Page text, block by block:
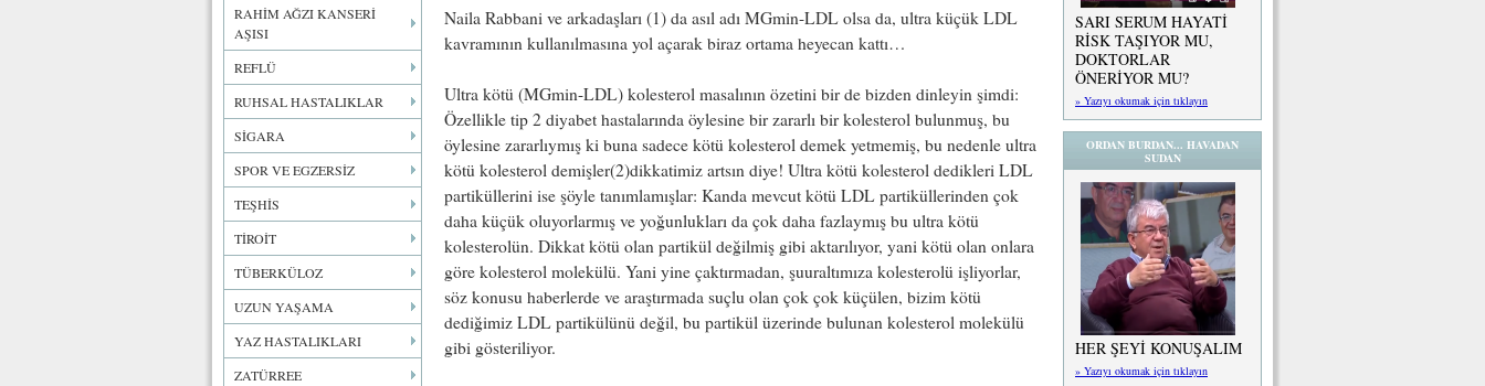
RAHİM AĞZI KANSERİ
AŞISI
REFLÜ
RUHSAL HASTALIKLAR
SİGARA
SPOR VE EGZERSİZ
TEŞHİS
TİROİT
TÜBERKÜLOZ
UZUN YAŞAMA
YAZ HASTALIKLARI
ZATÜRREE
Naila Rabbani ve arkadaşları (1) da asıl adı MGmin-LDL olsa da, ultra küçük LDL
kavramının kullanılmasına yol açarak biraz ortama heyecan kattı…
Ultra kötü (MGmin-LDL) kolesterol masalının özetini bir de bizden dinleyin şimdi:
Özellikle tip 2 diyabet hastalarında öylesine bir zararlı bir kolesterol bulunmuş, bu
öylesine zararlıymış ki buna sadece kötü kolesterol demek yetmemiş, bu nedenle ultra
kötü kolesterol demişler(2)dikkatimiz artsın diye! Ultra kötü kolesterol dedikleri LDL
partiküllerini ise şöyle tanımlamışlar: Kanda mevcut kötü LDL partiküllerinden çok
daha küçük oluyorlarmış ve yoğunlukları da çok daha fazlaymış bu ultra kötü
kolesterolün. Dikkat kötü olan partikül değilmiş gibi aktarılıyor, yani kötü olan onlara
göre kolesterol molekülü. Yani yine çaktırmadan, şuuraltımıza kolesterolü işliyorlar,
söz konusu haberlerde ve araştırmada suçlu olan çok çok küçülen, bizim kötü
dediğimiz LDL partikülünü değil, bu partikül üzerinde bulunan kolesterol molekülü
gibi gösteriliyor.
SARI SERUM HAYATİ
RİSK TAŞIYOR MU,
DOKTORLAR
ÖNERİYOR MU?
» Yazıyı okumak için tıklayın
ORDAN BURDAN... HAVADAN
SUDAN
HER ŞEYİ KONUŞALIM
» Yazıyı okumak için tıklayın